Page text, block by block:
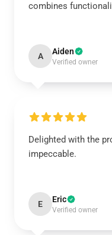
combines
A Aiden
Verified owner
Delighted with the
impeccable.
E Eric
Verified owner